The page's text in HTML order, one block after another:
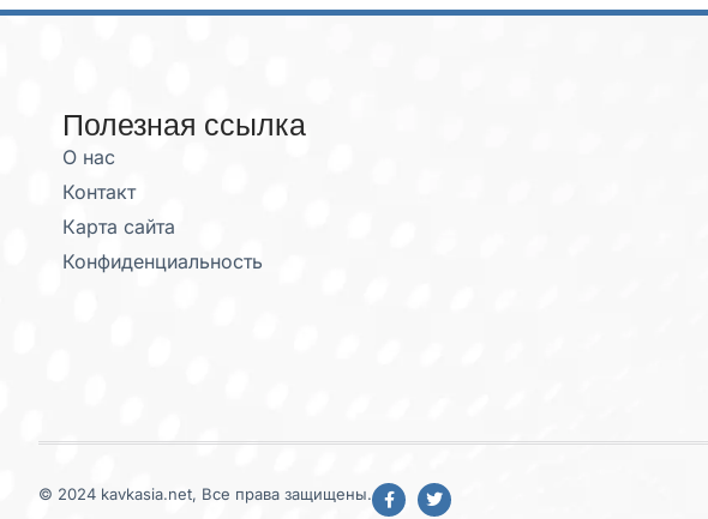
Полезная ссылка
О нас
Контакт
Карта сайта
Конфиденциальность
© 2024 kavkasia.net, Все права защищены.